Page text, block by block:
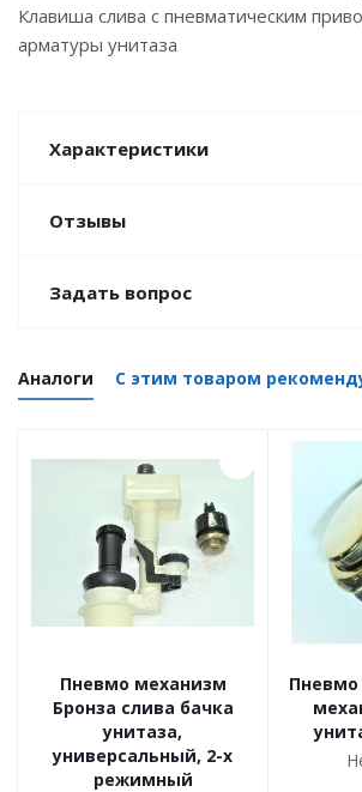
Клавиша слива с пневматическим
арматуры унитаза
Характеристики
Отзывы
Задать вопрос
Аналоги С этим товаром
Пневмо механизм
Бронза слива бачка
унитаза,
универсальный, 2-х
режимный
Пневмо